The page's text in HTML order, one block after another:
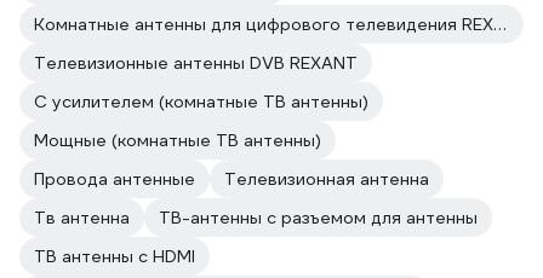
Комнатные антенны для цифрового телевидения REXANT
Телевизионные антенны DVB REXANT
С усилителем (комнатные ТВ антенны)
Мощные (комнатные ТВ антенны)
Провода антенные
Телевизионная антенна
Тв антенна
ТВ-антенны с разъемом для антенны
ТВ антенны с HDMI